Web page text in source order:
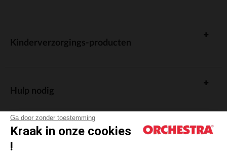
Ga door zonder toestemming
Kraak in onze cookies
!
Kinderverzorgings-producten
Hulp nodig